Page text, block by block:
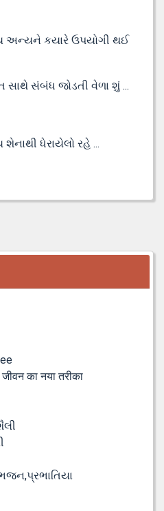
અન્યને કયારે ઉપયોગી થઈ
સાથે સંબંધ જોડતી વેળા શું ...
ધેરાયેલો રહે ...
का नया तरीका